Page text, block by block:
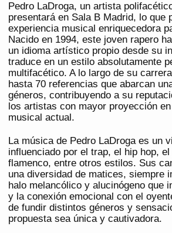
Pedro LaDroga, un artista
presentará en Sala B Madrid, lo que
experiencia musical enriquecedora
Nacido en 1994, este joven rapero
un idioma artístico propio desde su
traduce en un estilo absolutamente
multifacético. A lo largo de su
hasta 70 referencias que abarcan
géneros, contribuyendo a su
los artistas con mayor proyección
musical actual.
La música de Pedro LaDroga es un
influenciado por el trap, el hip hop, el
flamenco, entre otros estilos. Sus
una diversidad de matices, siempre
halo melancólico y alucinógeno que
y la conexión emocional con el
de fundir distintos géneros y
propuesta sea única y cautivadora.